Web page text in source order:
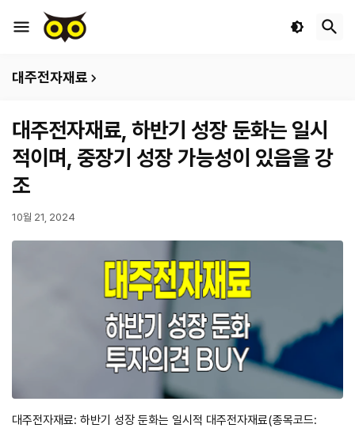
대주전자재료
대주전자재료, 하반기 성장 둔화는 일시
적이며, 중장기 성장 가능성이 있음을 강
조
10월 21, 2024
대주전자재료: 하반기 성장 둔화는 일시적 대주전자재료(종목코드: